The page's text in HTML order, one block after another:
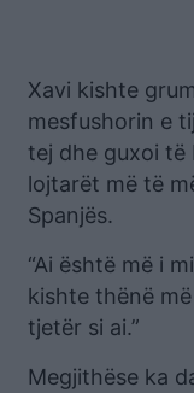
Xavi kishte
mesfushorin e
tej dhe guxoi të
lojtarët më të
Spanjës.
“Ai është më i
kishte thënë
tjetër si ai.”
Megjithëse ka